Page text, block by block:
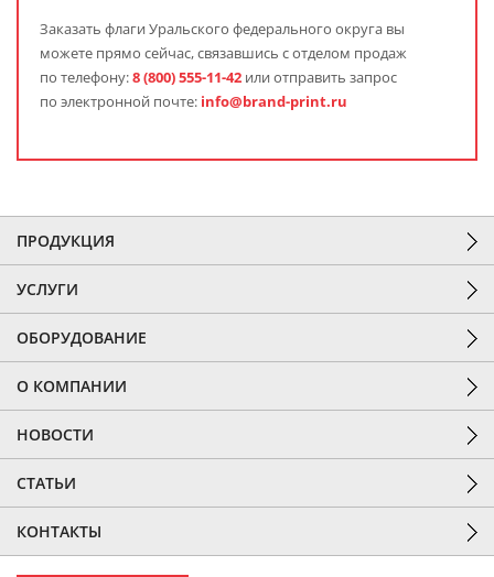
Заказать флаги Уральского федерального округа вы
можете прямо сейчас, связавшись с отделом продаж
по телефону:8 (800) 555-11-42 или отправить запрос
по электронной почте: info@brand-print.ru
ПРОДУКЦИЯ
УСЛУГИ
ОБОРУДОВАНИЕ
О КОМПАНИИ
НОВОСТИ
СТАТЬИ
КОНТАКТЫ